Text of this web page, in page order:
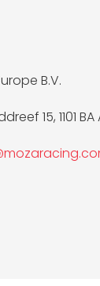
B.V.
15, 1101